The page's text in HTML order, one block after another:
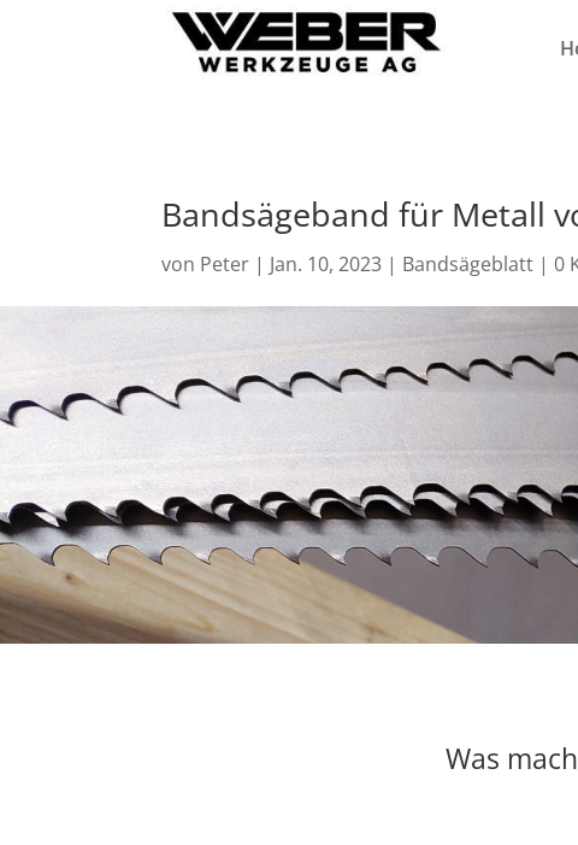
Bandsägeband für Metall
von Peter | Jan. 10, 2023 | Bandsägeblatt |0
Was